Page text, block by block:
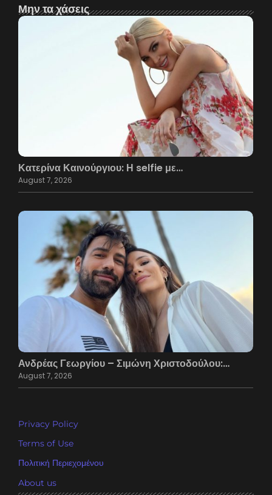
Μην τα χάσεις
Κατερίνα Καινούργιου: Η selfie με…
August 7, 2026
Ανδρέας Γεωργίου – Σιμώνη Χριστοδούλου:…
August 7, 2026
Privacy Policy
Terms of Use
Πολιτική Περιεχομένου
About us